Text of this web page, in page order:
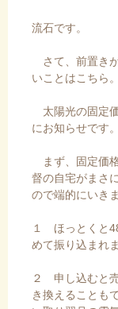
流石です。
さて、前置き
いことはこちら。
太陽光の固定
にお知らせです。
まず、固定価
督の自宅がまさ
ので端的にいき
１ ほっとくと
めて振り込まれ
２ 申し込むと
き換えることも